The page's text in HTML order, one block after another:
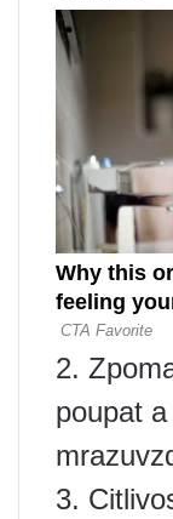
2.
poupat
3.